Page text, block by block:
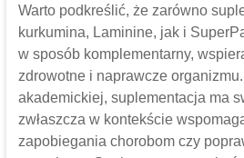
Warto podkreślić, że zarówno
kurkumina, Laminine, jak i
w sposób komplementarny,
zdrowotne i naprawcze
akademickiej, suplementacja ma
zwłaszcza w kontekście
zapobiegania chorobom czy